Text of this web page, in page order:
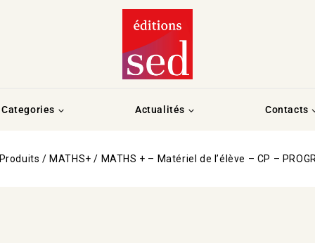
Categories Actualités Contacts
/ MATHS+ / MATHS + – Matériel de l’élève – CP –